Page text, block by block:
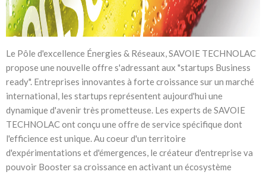
Le Pôle d'excellence Énergies & Réseaux, SAVOIE TECHNOLAC
propose une nouvelle offre s'adressant aux "startups Business
ready". Entreprises innovantes à forte croissance sur un marché
international, les startups représentent aujourd'hui une
dynamique d'avenir très prometteuse. Les experts de SAVOIE
TECHNOLAC ont conçu une offre de service spécifique dont
l'efficience est unique. Au coeur d'un territoire
d'expérimentations et d'émergences, le créateur d'entreprise va
pouvoir Booster sa croissance en activant un écosystème